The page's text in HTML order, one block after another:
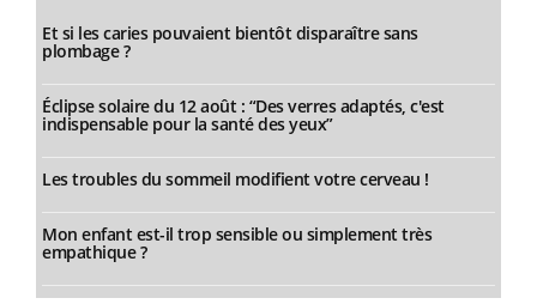
Et si les caries pouvaient bientôt disparaître sans
plombage ?
Éclipse solaire du 12 août : “Des verres adaptés, c'est
indispensable pour la santé des yeux”
Les troubles du sommeil modifient votre cerveau !
Mon enfant est-il trop sensible ou simplement très
empathique ?